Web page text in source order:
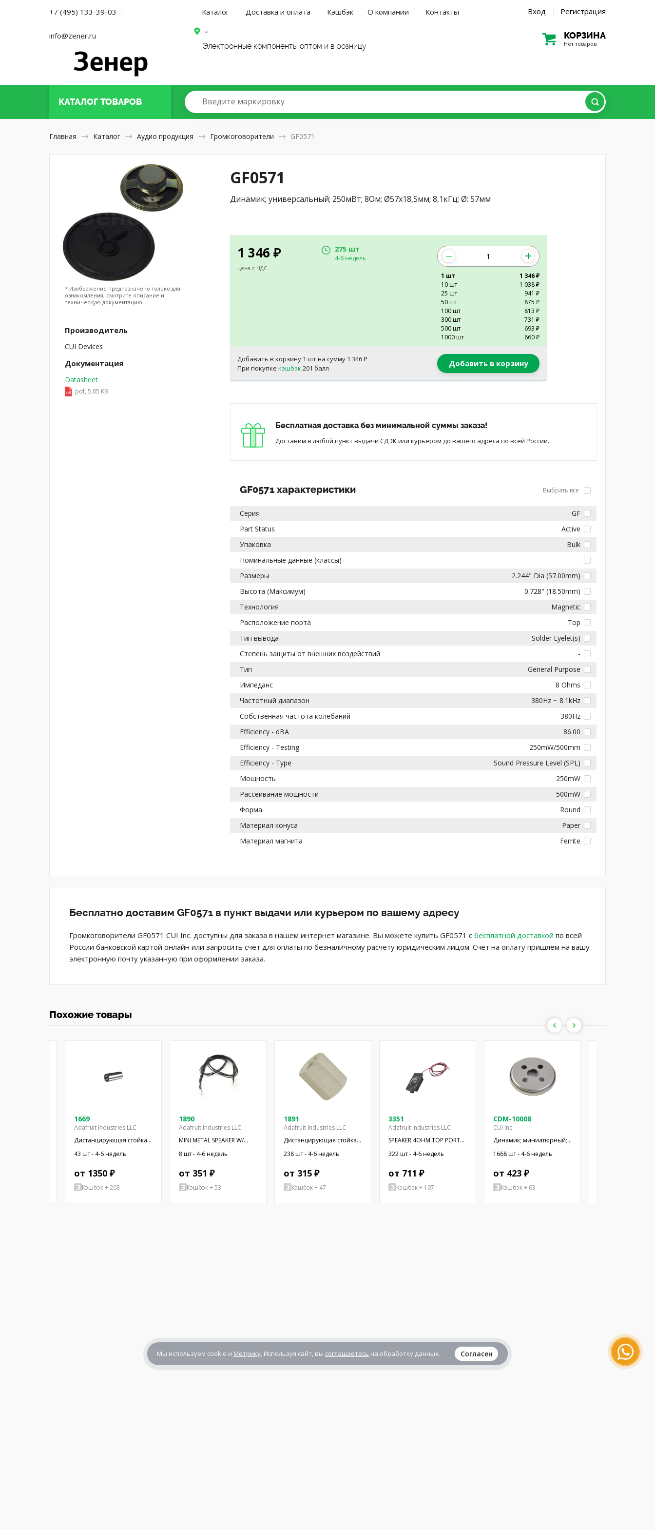
+7 (495) 133-39-03 |
info@zener.ru
Каталог Доставка и оплата Кэшбэк О компании Контакты Вход | Регистрация
Электронные компоненты оптом и в розницу
КОРЗИНА
Нет товаров
КАТАЛОГТОВАРОВ Введите маркировку
Главная Каталог Аудио продукция Громкоговорители GF0571
GF0571
Динамик; универсальный; 250мВт; 8Ом; Ø57x18,5мм; 8,1кГц; Ø: 57мм
1 346 ₽
цена с НДС
275 шт
4-6 недель
1 шт
1 346 ₽
10 шт
1 038 ₽
25 шт
941 ₽
50 шт
875 ₽
100 шт
813 ₽
300 шт
731 ₽
500 шт
693 ₽
1000 шт
660 ₽
Добавить в корзину 1 шт на сумму 1 346 ₽
При покупкекэшбэк 201 балл Добавить в корзину
Бесплатная доставка без минимальной суммы заказа!
Доставим в любой пункт выдачи СДЭК или курьером до вашего адреса по всей России.
GF0571 характеристики Выбрать все
Серия
GF
Part Status
Active
Упаковка
Bulk
Номинальные данные (классы)
-
Размеры
2.244" Dia (57.00mm)
Высота (Максимум)
0.728" (18.50mm)
Технология
Magnetic
Расположение порта
Top
Тип вывода
Solder Eyelet(s)
Степень защиты от внешних воздействий
-
Тип
General Purpose
Импеданс
8 Ohms
Частотный диапазон
380Hz ~ 8.1kHz
Собственная частота колебаний
380Hz
Efficiency - dBA
86.00
Efficiency - Testing
250mW/500mm
Efficiency - Type
Sound Pressure Level (SPL)
Мощность
250mW
Рассеивание мощности
500mW
Форма
Round
Материал конуса
Paper
Материал магнита
Ferrite
* Изображение предназначено только для
ознакомления, смотрите описание и
техническую документацию
Производитель
CUI Devices
Документация
Datasheet
pdf, 5,05 KB
Бесплатно доставим GF0571 в пункт выдачи или курьером по вашему адресу
Громкоговорители GF0571 CUI Inc. доступны для заказа в нашем интернет магазине. Вы можете купить GF0571 с бесплатной доставкой по всей
России банковской картой онлайн или запросить счет для оплаты по безналичному расчету юридическим лицом. Счет на оплату пришлём на вашу
электронную почту указанную при оформлении заказа.
Похожие товары
1669
Adafruit Industries LLC
Дистанцирующая стойка;
38,1мм; цилиндрическая;
латунь; никель
43 шт - 4-6 недель
от 1350 ₽
Кэшбэк + 203
1890
Adafruit Industries LLC
MINI METAL SPEAKER W/
WIRES
8 шт - 4-6 недель
от 351 ₽
Кэшбэк + 53
1891
Adafruit Industries LLC
Дистанцирующая стойка с
резьбой; 6,4мм;
Внутр.резьба: UNC4-40
238 шт - 4-6 недель
от 315 ₽
Кэшбэк + 47
3351
Adafruit Industries LLC
SPEAKER 4OHM TOP PORT
OVAL RECT
322 шт - 4-6 недель
от 711 ₽
Кэшбэк + 107
CDM-10008
CUI Inc.
Динамик; миниатюрный;
300мВт; 8Ом; Ø10x2,9мм;
20кГц; Ø: 10мм; ПЭТ
1668 шт - 4-6 недель
от 423 ₽
Кэшбэк + 63
Мы используем cookie и Метрику. Используя сайт, вы соглашаетесь на обработку данных. Согласен